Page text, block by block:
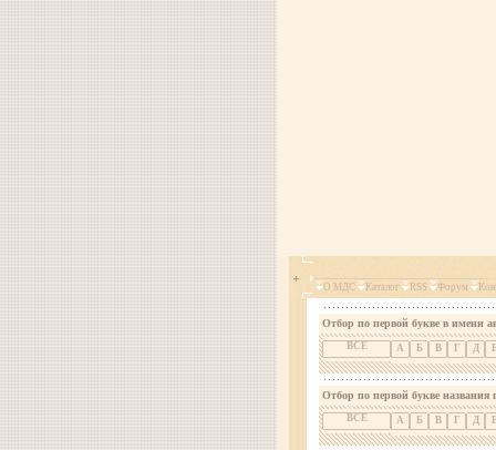
О МДС Каталог RSS Форум
Отбор по первой букве в имени
ВСЕ А Б В Г Д
Отбор по первой букве названия
ВСЕ А Б В Г Д